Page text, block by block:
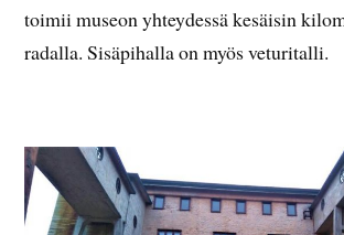
toimii museon yhteydessä kesäisin
radalla. Sisäpihalla on myös veturitalli.